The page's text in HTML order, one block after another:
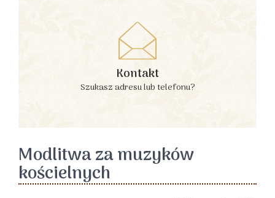
Kontakt
Szukasz adresu lub telefonu?
Modlitwa za muzyków
kościelnych